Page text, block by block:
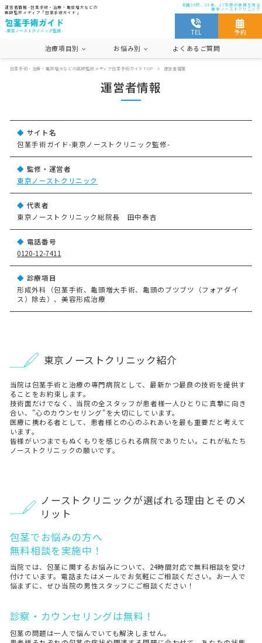
運営者情報 - 包茎手術・治療・亀頭増大などの
医師監修メディア「包茎手術ガイド」
全国36院、36年、17万件の実積を誇る
東京ノーストクリニック
TEL 予約
治療項目別
切らない包茎手術
お悩み別
痛み
よくあるご質問
包茎手術・治療・亀頭増大などの医師監修メディア包茎手術ガイドTOP 運営者情報
運営者情報
サイト名
包茎手術ガイド-東京ノーストクリニック監修-
監修・運営者
東京ノーストクリニック
代表者
東京ノーストクリニック総院長 田中泰吉
電話番号
0120-12-7411
診療項目
形成外科（包茎手術、亀頭増大手術、亀頭のブツブツ（フォアダイ
ス）除去）、美容形成治療
東京ノーストクリニック紹介
当院は包茎手術と治療の専門病院として、最新かつ最良の技術を提供す
ることをお約束します。
技術面だけでなく、当院の全スタッフが患者様一人ひとりに真摯に向き
合い、"心のカウンセリング"を大切にしています。
医療に携わる者として、患者様との心のふれあいを最も重要だと考えて
います。
皆様がいつまでもぬくもりを感じられる病院でありたい。これが私たち
ノーストクリニックの願いです。
ノーストクリニックが選ばれる理由とそのメ
リット
包茎でお悩みの方へ
無料相談を実施中！
当院では、包茎に関するお悩みについて、24時間対応で無料相談を受け
付けています。電話またはメールでお気軽にご相談ください。お一人で
悩まずに、ぜひ当院の男性スタッフにご相談ください！
診察・カウンセリングは無料！
包茎の問題は一人で悩んでいても解決しません。